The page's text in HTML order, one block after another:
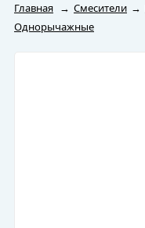
Главная → Смесители →
Однорычажные